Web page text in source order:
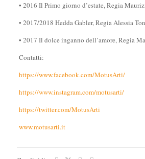
• 2016 Il Primo giorno d’estate, Regia
• 2017/2018 Hedda Gabler, Regia Alessia
• 2017 Il dolce inganno dell’amore, Regia
Contatti:
https://www.facebook.com/MotusArti/
https://www.instagram.com/motusarti/
https://twitter.com/MotusArti
www.motusarti.it